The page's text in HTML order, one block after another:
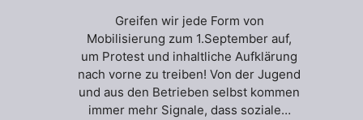
Greifen wir jede Form von
Mobilisierung zum 1.September auf,
um Protest und inhaltliche Aufklärung
nach vorne zu treiben! Von der Jugend
und aus den Betrieben selbst kommen
immer mehr Signale, dass soziale…